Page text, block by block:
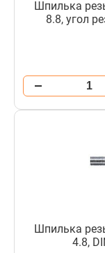
Шпилька
8.8, угол
Шпилька
4.8,